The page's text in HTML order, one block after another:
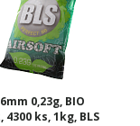
0,23g, BIO
ks, 1kg, BLS